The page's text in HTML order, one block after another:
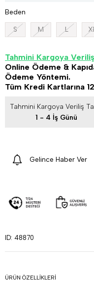
Beden
S M L
Tahmini Kargoya
Online Ödeme &
Ödeme Yöntemi.
Tüm Kredi Kartlarına
Tahmini Kargoya Veriliş
1 - 4 İş Günü
Gelince Haber Ver
ID: 48870
ÜRÜN ÖZELLIKLERI